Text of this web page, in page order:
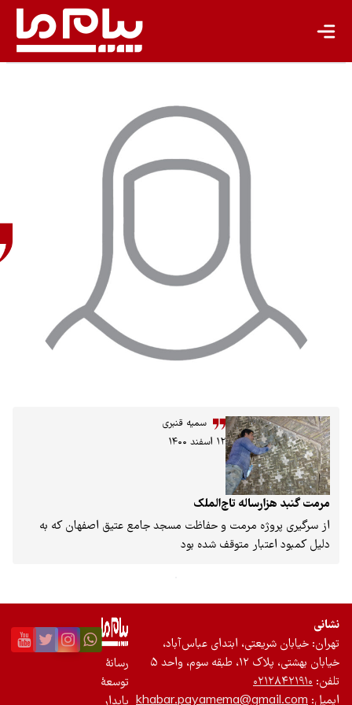
تازه‌ها
خبرنگار
سمیه قنبری
۱۲ اسفند ۱۴۰۰
تاج‌الملک
مرمت و حفاظت مسجد جامع عتیق اصفهان که به
متوقف شده بود
ابتدای عباس‌آباد،
واحد ۵
رسانۀ